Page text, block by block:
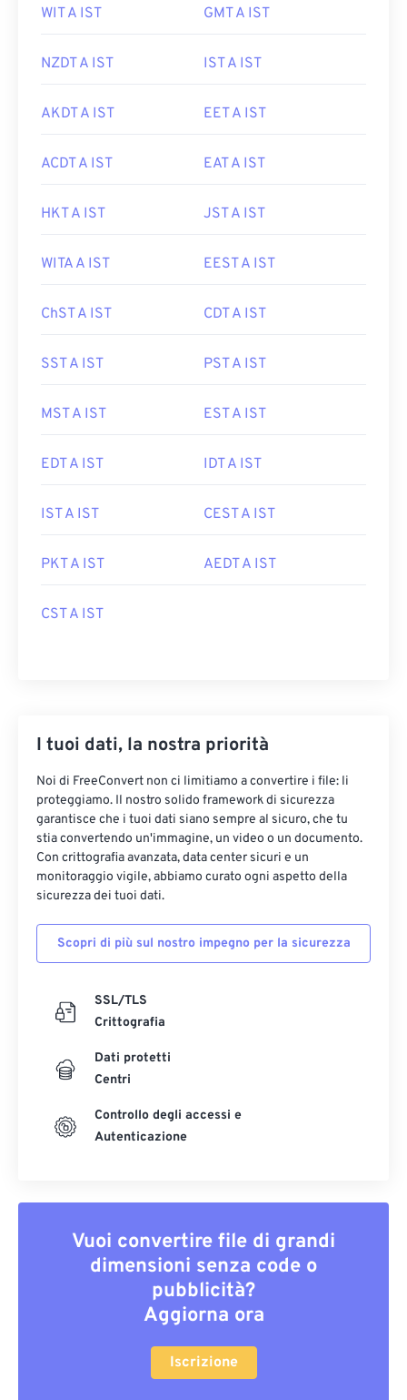
WIT A IST GMT A IST
NZDT A IST IST A IST
AKDT A IST EET A IST
ACDT A IST EAT A IST
HKT A IST JST A IST
WITA A IST EEST A IST
ChST A IST CDT A IST
SST A IST PST A IST
MST A IST EST A IST
EDT A IST IDT A IST
IST A IST CEST A IST
PKT A IST AEDT A IST
CST A IST
I tuoi dati, la nostra priorità
Noi di FreeConvert non ci limitiamo a convertire i file: li
proteggiamo. Il nostro solido framework di sicurezza
garantisce che i tuoi dati siano sempre al sicuro, che tu
stia convertendo un'immagine, un video o un documento.
Con crittografia avanzata, data center sicuri e un
monitoraggio vigile, abbiamo curato ogni aspetto della
sicurezza dei tuoi dati.
Scopri di più sul nostro impegno per la sicurezza
SSL/TLS
Crittografia
Dati protetti
Centri
Controllo degli accessi e
Autenticazione
Vuoi convertire file di grandi
dimensioni senza code o
pubblicità?
Aggiorna ora
Iscrizione